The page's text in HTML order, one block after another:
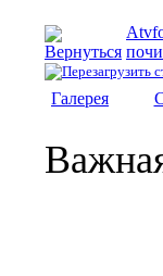
Галерея